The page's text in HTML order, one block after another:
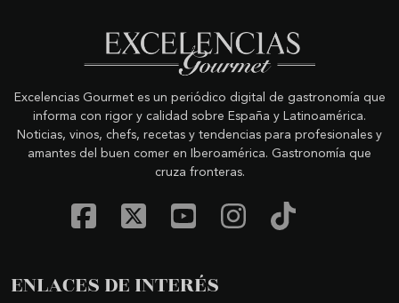
Excelencias Gourmet es un periódico digital de gastronomía que
informa con rigor y calidad sobre España y Latinoamérica.
Noticias, vinos, chefs, recetas y tendencias para profesionales y
amantes del buen comer en Iberoamérica. Gastronomía que
cruza fronteras.
ENLACES DE INTERÉS